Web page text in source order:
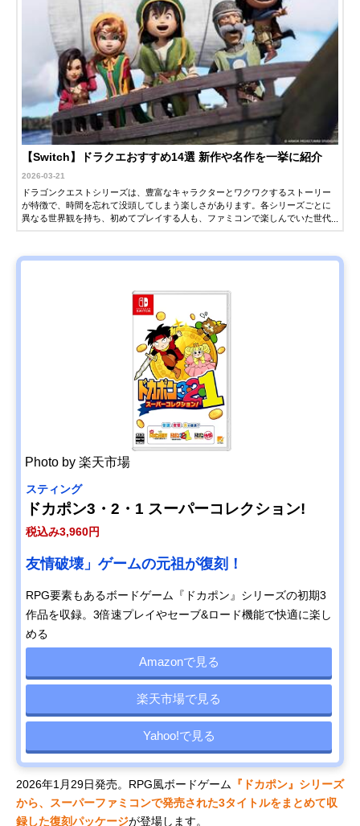
【Switch】ドラクエおすすめ14選 新作や名作を一挙に紹介
2026-03-21
ドラゴンクエストシリーズは、豊富なキャラクターとワクワクするストーリー
が特徴で、時間を忘れて没頭してしまう楽しさがあります。各シリーズごとに
異なる世界観を持ち、初めてプレイする人も、ファミコンで楽しんでいた世代
まざまなソフトが発売されています。この記事では、スイッチで遊べるドラク
Photo by 楽天市場
スティング
ドカポン3・2・1 スーパーコレクション!
税込み3,960円
友情破壊」ゲームの元祖が復刻！
RPG要素もあるボードゲーム『ドカポン』シリーズの初期3
作品を収録。3倍速プレイやセーブ&ロード機能で快適に楽し
める
Amazonで見る
楽天市場で見る
Yahoo!で見る
2026年1月29日発売。RPG風ボードゲーム 『ドカポン』シリーズ
から、スーパーファミコンで発売された3タイトルをまとめて収
録した復刻パッケージが登場します。